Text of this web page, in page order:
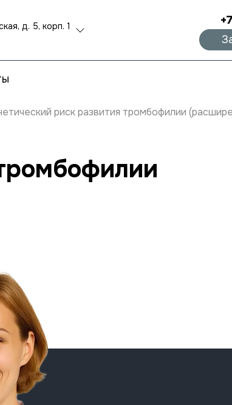
д. 5, корп. 1
риск развития тромбофилии